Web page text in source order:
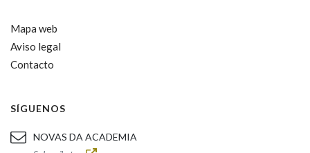
Mapa web
Aviso legal
Contacto
SÍGUENOS
NOVAS DA ACADEMIA